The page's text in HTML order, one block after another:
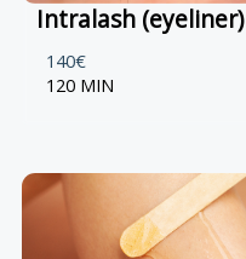
Intralash (eyeliner)
140€
120 MIN